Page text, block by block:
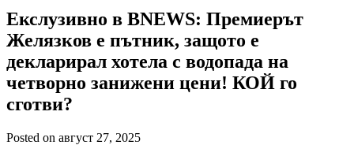
Екслузивно в BNEWS: Премиерът
Желязков е пътник, защото е
декларирал хотела с водопада на
четворно занижени цени! КОЙ го
сготви?
Posted on август 27, 2025